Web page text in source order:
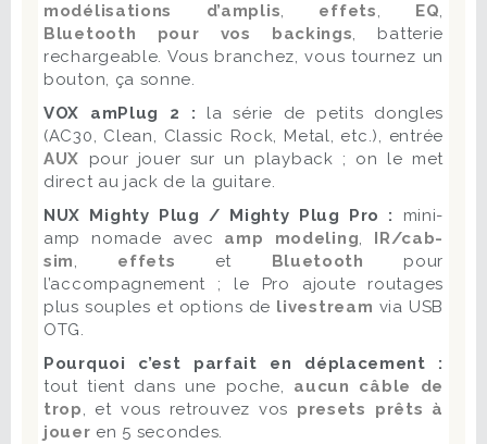
modélisations d’amplis, effets, EQ,
Bluetooth pour vos backings, batterie
rechargeable. Vous branchez, vous tournez un
bouton, ça sonne.
VOX amPlug 2 : la série de petits dongles
(AC30, Clean, Classic Rock, Metal, etc.), entrée
AUX pour jouer sur un playback ; on le met
direct au jack de la guitare.
NUX Mighty Plug / Mighty Plug Pro : mini-
amp nomade avec amp modeling,
IR/cab-
sim, effets et Bluetooth
pour
l’accompagnement ; le Pro ajoute routages
plus souples et options de livestream via USB
OTG.
Pourquoi c’est parfait en déplacement :
tout tient dans une poche, aucun câble de
trop, et vous retrouvez vos presets prêts à
jouer en 5 secondes.